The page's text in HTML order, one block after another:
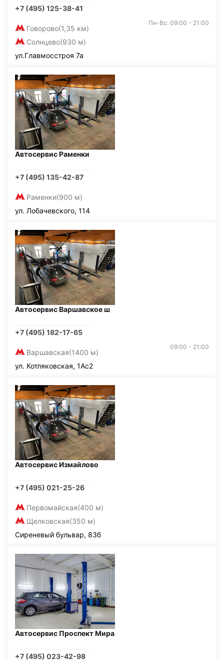
+7 (495) 125-38-41
Говорово(1,35 км)
Солнцево(930 м)
Пн-Вс: 09:00 - 21:00
ул.Главмосстроя 7а
Автосервис Раменки
+7 (495) 135-42-87
Раменки(900 м)
ул. Лобачевского, 114
Автосервис Варшавское ш
+7 (495) 182-17-65
Варшавская(1400 м)
09:00 - 21:00
ул. Котляковская, 1Ас2
Автосервис Измайлово
+7 (495) 021-25-26
Первомайская(400 м)
Щелковская(350 м)
Сиреневый бульвар, 83б
Автосервис Проспект Мира
+7 (495) 023-42-98